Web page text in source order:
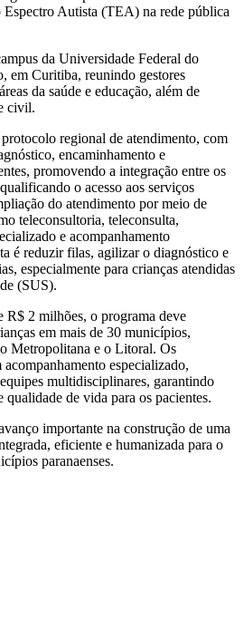
Espectro Autista (TEA) na rede pública
da Universidade Federal do
em Curitiba, reunindo gestores
da saúde e educação, além de
civil.
regional de atendimento, com
encaminhamento e
promovendo a integração entre os
o acesso aos serviços
do atendimento por meio de
teleconsultoria, teleconsulta,
e acompanhamento
é reduzir filas, agilizar o diagnóstico e
especialmente para crianças atendidas
(SUS).
R$ 2 milhões, o programa deve
em mais de 30 municípios,
Metropolitana e o Litoral. Os
especializado,
multidisciplinares, garantindo
de vida para os pacientes.
importante na construção de uma
eficiente e humanizada para o
paranaenses.